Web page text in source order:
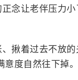
念让老伴压力
揪着过去不放
度自然往下掉。